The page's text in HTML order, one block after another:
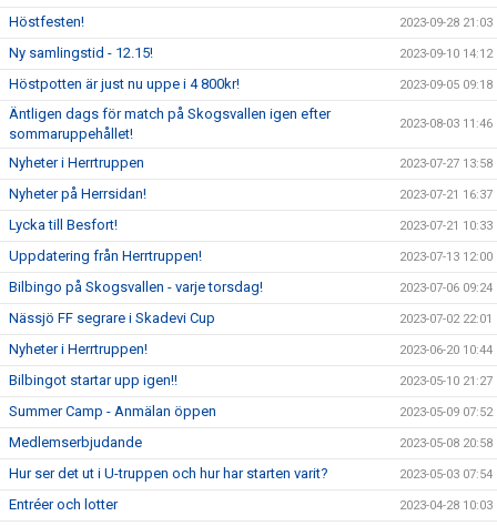
Höstfesten! 2023-09-28 21:03
Ny samlingstid - 12.15! 2023-09-10 14:12
Höstpotten är just nu uppe i 4 800kr! 2023-09-05 09:18
Äntligen dags för match på Skogsvallen igen efter
sommaruppehållet!
2023-08-03 11:46
Nyheter i Herrtruppen 2023-07-27 13:58
Nyheter på Herrsidan! 2023-07-21 16:37
Lycka till Besfort! 2023-07-21 10:33
Uppdatering från Herrtruppen! 2023-07-13 12:00
Bilbingo på Skogsvallen - varje torsdag! 2023-07-06 09:24
Nässjö FF segrare i Skadevi Cup 2023-07-02 22:01
Nyheter i Herrtruppen! 2023-06-20 10:44
Bilbingot startar upp igen!! 2023-05-10 21:27
Summer Camp - Anmälan öppen 2023-05-09 07:52
Medlemserbjudande 2023-05-08 20:58
Hur ser det ut i U-truppen och hur har starten varit? 2023-05-03 07:54
Entréer och lotter 2023-04-28 10:03